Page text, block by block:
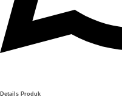
Details Produk